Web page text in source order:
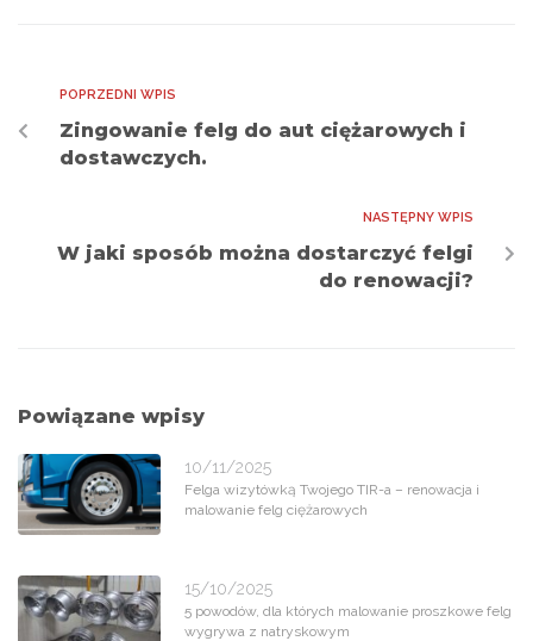
POPRZEDNI WPIS
Zingowanie felg do aut ciężarowych i
dostawczych.
NASTĘPNY WPIS
W jaki sposób można dostarczyć felgi
do renowacji?
Powiązane wpisy
10/11/2025
Felga wizytówką Twojego TIR-a – renowacja i
malowanie felg ciężarowych
15/10/2025
5 powodów, dla których malowanie proszkowe felg
wygrywa z natryskowym